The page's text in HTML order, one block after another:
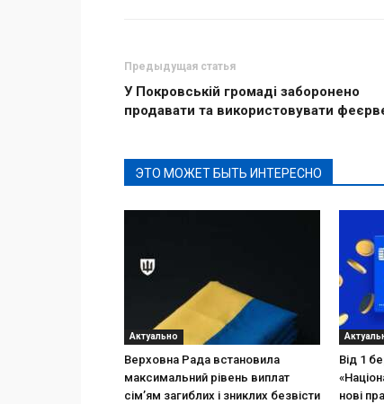
Предыдущая статья
У Покровській громаді заборонено
продавати та використовувати
ЭТО МОЖЕТ БЫТЬ ИНТЕРЕСНО
Актуально
Верховна Рада встановила
максимальний рівень виплат
сім’ям загиблих і зниклих безвісти
Від 1
нові